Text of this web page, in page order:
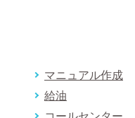
マニュアル作成
給油